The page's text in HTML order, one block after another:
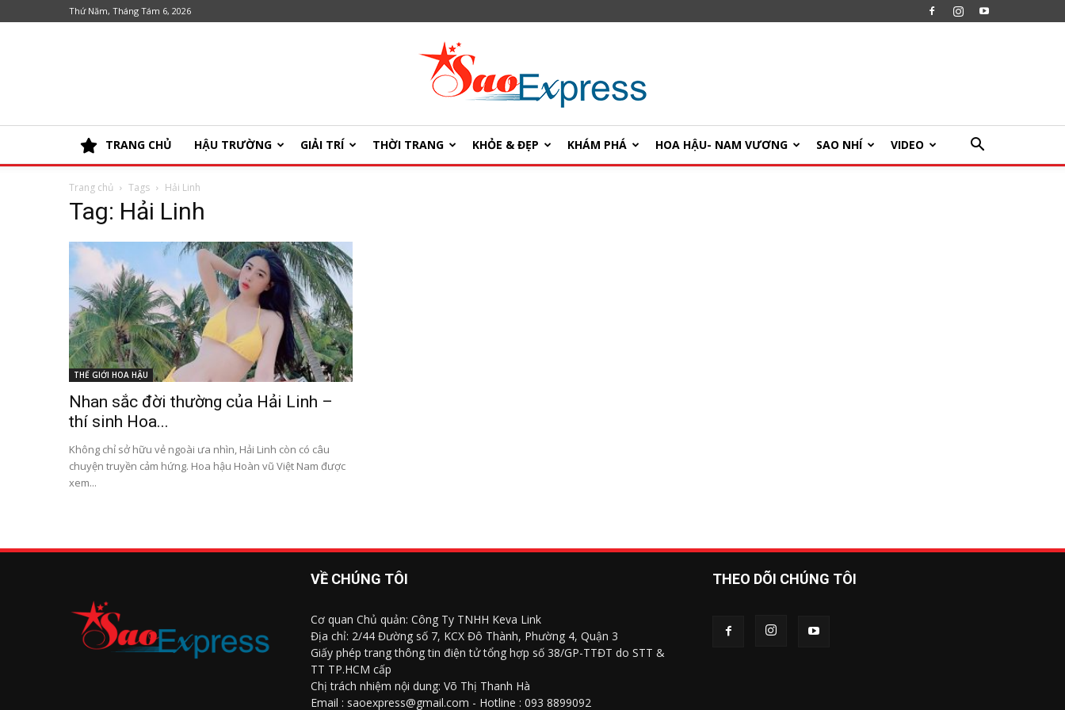
Thứ Năm, Tháng Tám 6, 2026
SaoExpress
TRANG CHỦ HẬU TRƯỜNG GIẢI TRÍ THỜI TRANG KHỎE & ĐẸP KHÁM PHÁ HOA HẬU- NAM VƯƠNG SAO NHÍ VIDEO
Trang chủ Tags Hải Linh
Tag: Hải Linh
THẾ GIỚI HOA HẬU
Nhan sắc đời thường của Hải Linh –
thí sinh Hoa...
Không chỉ sở hữu vẻ ngoài ưa nhìn, Hải Linh còn có câu
chuyện truyền cảm hứng. Hoa hậu Hoàn vũ Việt Nam được
xem...
VỀ CHÚNG TÔI
Cơ quan Chủ quản: Công Ty TNHH Keva Link
Địa chỉ: 2/44 Đường số 7, KCX Đô Thành, Phường 4, Quận 3
Giấy phép trang thông tin điện tử tổng hợp số 38/GP-TTĐT do STT &
TT TP.HCM cấp
Chị trách nhiệm nội dung: Võ Thị Thanh Hà
Email : saoexpress@gmail.com - Hotline : 093 8899092
THEO DÕI CHÚNG TÔI